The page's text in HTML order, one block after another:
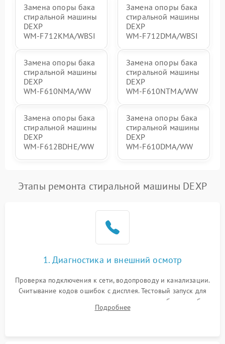
Замена опоры бака
стиральной машины
DEXP
WM‑F712KMA/WBSI
Замена опоры бака
стиральной машины
DEXP
WM‑F712DMA/WBSI
Замена опоры бака
стиральной машины
DEXP
WM‑F610NMA/WW
Замена опоры бака
стиральной машины
DEXP
WM‑F610NTMA/WW
Замена опоры бака
стиральной машины
DEXP
WM‑F612BDHE/WW
Замена опоры бака
стиральной машины
DEXP
WM‑F610DMA/WW
Этапы ремонта стиральной машины DEXP
1. Диагностика и внешний осмотр
Проверка подключения к сети, водопроводу и канализации.
Считывание кодов ошибок с дисплея. Тестовый запуск для
выявления посторонних шумов, протечек или сбоев в работе
электронного модуля управления.
Подробнее